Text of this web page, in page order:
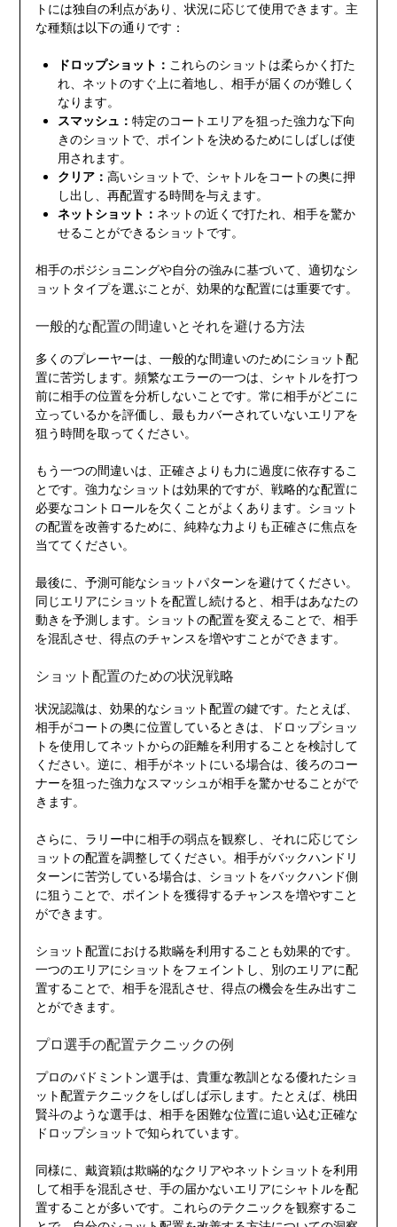
トには独自の利点があり、状況に応じて使用できます。主
な種類は以下の通りです：
ドロップショット： これらのショットは柔らかく打た
れ、ネットのすぐ上に着地し、相手が届くのが難しく
なります。
スマッシュ： 特定のコートエリアを狙った強力な下向
きのショットで、ポイントを決めるためにしばしば使
用されます。
クリア： 高いショットで、シャトルをコートの奥に押
し出し、再配置する時間を与えます。
ネットショット： ネットの近くで打たれ、相手を驚か
せることができるショットです。
相手のポジショニングや自分の強みに基づいて、適切なシ
ョットタイプを選ぶことが、効果的な配置には重要です。
一般的な配置の間違いとそれを避ける方法
多くのプレーヤーは、一般的な間違いのためにショット配
置に苦労します。頻繁なエラーの一つは、シャトルを打つ
前に相手の位置を分析しないことです。常に相手がどこに
立っているかを評価し、最もカバーされていないエリアを
狙う時間を取ってください。
もう一つの間違いは、正確さよりも力に過度に依存するこ
とです。強力なショットは効果的ですが、戦略的な配置に
必要なコントロールを欠くことがよくあります。ショット
の配置を改善するために、純粋な力よりも正確さに焦点を
当ててください。
最後に、予測可能なショットパターンを避けてください。
同じエリアにショットを配置し続けると、相手はあなたの
動きを予測します。ショットの配置を変えることで、相手
を混乱させ、得点のチャンスを増やすことができます。
ショット配置のための状況戦略
状況認識は、効果的なショット配置の鍵です。たとえば、
相手がコートの奥に位置しているときは、ドロップショッ
トを使用してネットからの距離を利用することを検討して
ください。逆に、相手がネットにいる場合は、後ろのコー
ナーを狙った強力なスマッシュが相手を驚かせることがで
きます。
さらに、ラリー中に相手の弱点を観察し、それに応じてシ
ョットの配置を調整してください。相手がバックハンドリ
ターンに苦労している場合は、ショットをバックハンド側
に狙うことで、ポイントを獲得するチャンスを増やすこと
ができます。
ショット配置における欺瞞を利用することも効果的です。
一つのエリアにショットをフェイントし、別のエリアに配
置することで、相手を混乱させ、得点の機会を生み出すこ
とができます。
プロ選手の配置テクニックの例
プロのバドミントン選手は、貴重な教訓となる優れたショ
ット配置テクニックをしばしば示します。たとえば、桃田
賢斗のような選手は、相手を困難な位置に追い込む正確な
ドロップショットで知られています。
同様に、戴資穎は欺瞞的なクリアやネットショットを利用
して相手を混乱させ、手の届かないエリアにシャトルを配
置することが多いです。これらのテクニックを観察するこ